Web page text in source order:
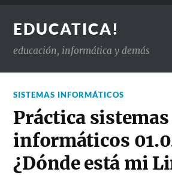
EDUCATICA!
educación, informática y demás
SISTEMAS INFORMÁTICOS
Práctica sistemas
informáticos
¿Dónde está mi